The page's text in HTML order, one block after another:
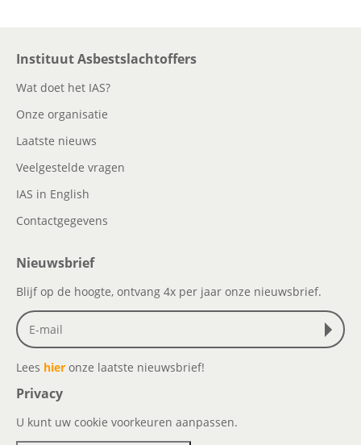
Instituut Asbestslachtoffers
Wat doet het IAS?
Onze organisatie
Laatste nieuws
Veelgestelde vragen
IAS in English
Contactgegevens
Nieuwsbrief
Blijf op de hoogte, ontvang 4x per jaar onze nieuwsbrief.
Lees hier onze laatste nieuwsbrief!
Privacy
U kunt uw cookie voorkeuren aanpassen.